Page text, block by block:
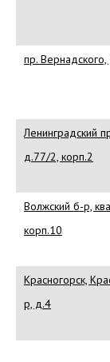
пр.
Ленинградский
д.77/2, корп.2
Волжский б-р,
корп.10
Красногорск,
р, д.4